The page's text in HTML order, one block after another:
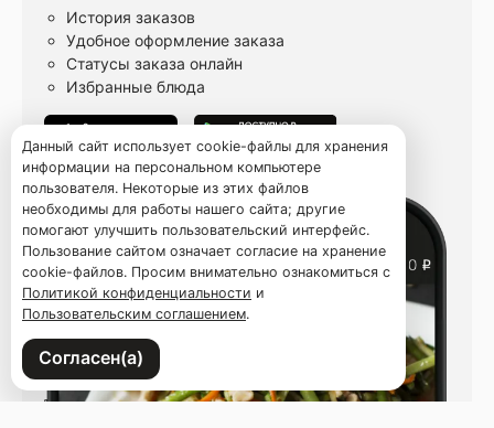
История заказов
Удобное оформление заказа
Статусы заказа онлайн
Избранные блюда
Данный сайт использует cookie-файлы для хранения
информации на персональном компьютере
пользователя. Некоторые из этих файлов
необходимы для работы нашего сайта; другие
помогают улучшить пользовательский интерфейс.
Пользование сайтом означает согласие на хранение
cookie-файлов. Просим внимательно ознакомиться с
Политикой конфиденциальности и
Пользовательским соглашением.
Согласен(а)